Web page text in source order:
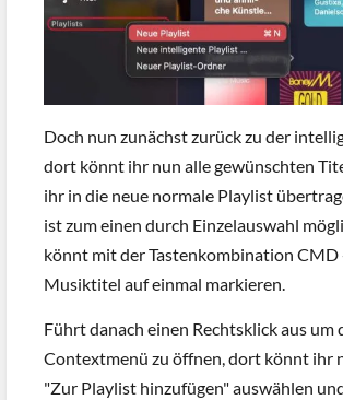
Doch nun zunächst zurück zu der
dort könnt ihr nun alle gewünschten
ihr in die neue normale Playlist
ist zum einen durch Einzelauswahl
könnt mit der Tastenkombination CMD
Musiktitel auf einmal markieren.
Führt danach einen Rechtsklick aus um
Contextmenü zu öffnen, dort könnt ihr
"Zur Playlist hinzufügen" auswählen